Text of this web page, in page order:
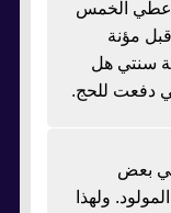
الخمس
مؤنة
سنتي هل
دفعت للحج.
بعض
ولهذا